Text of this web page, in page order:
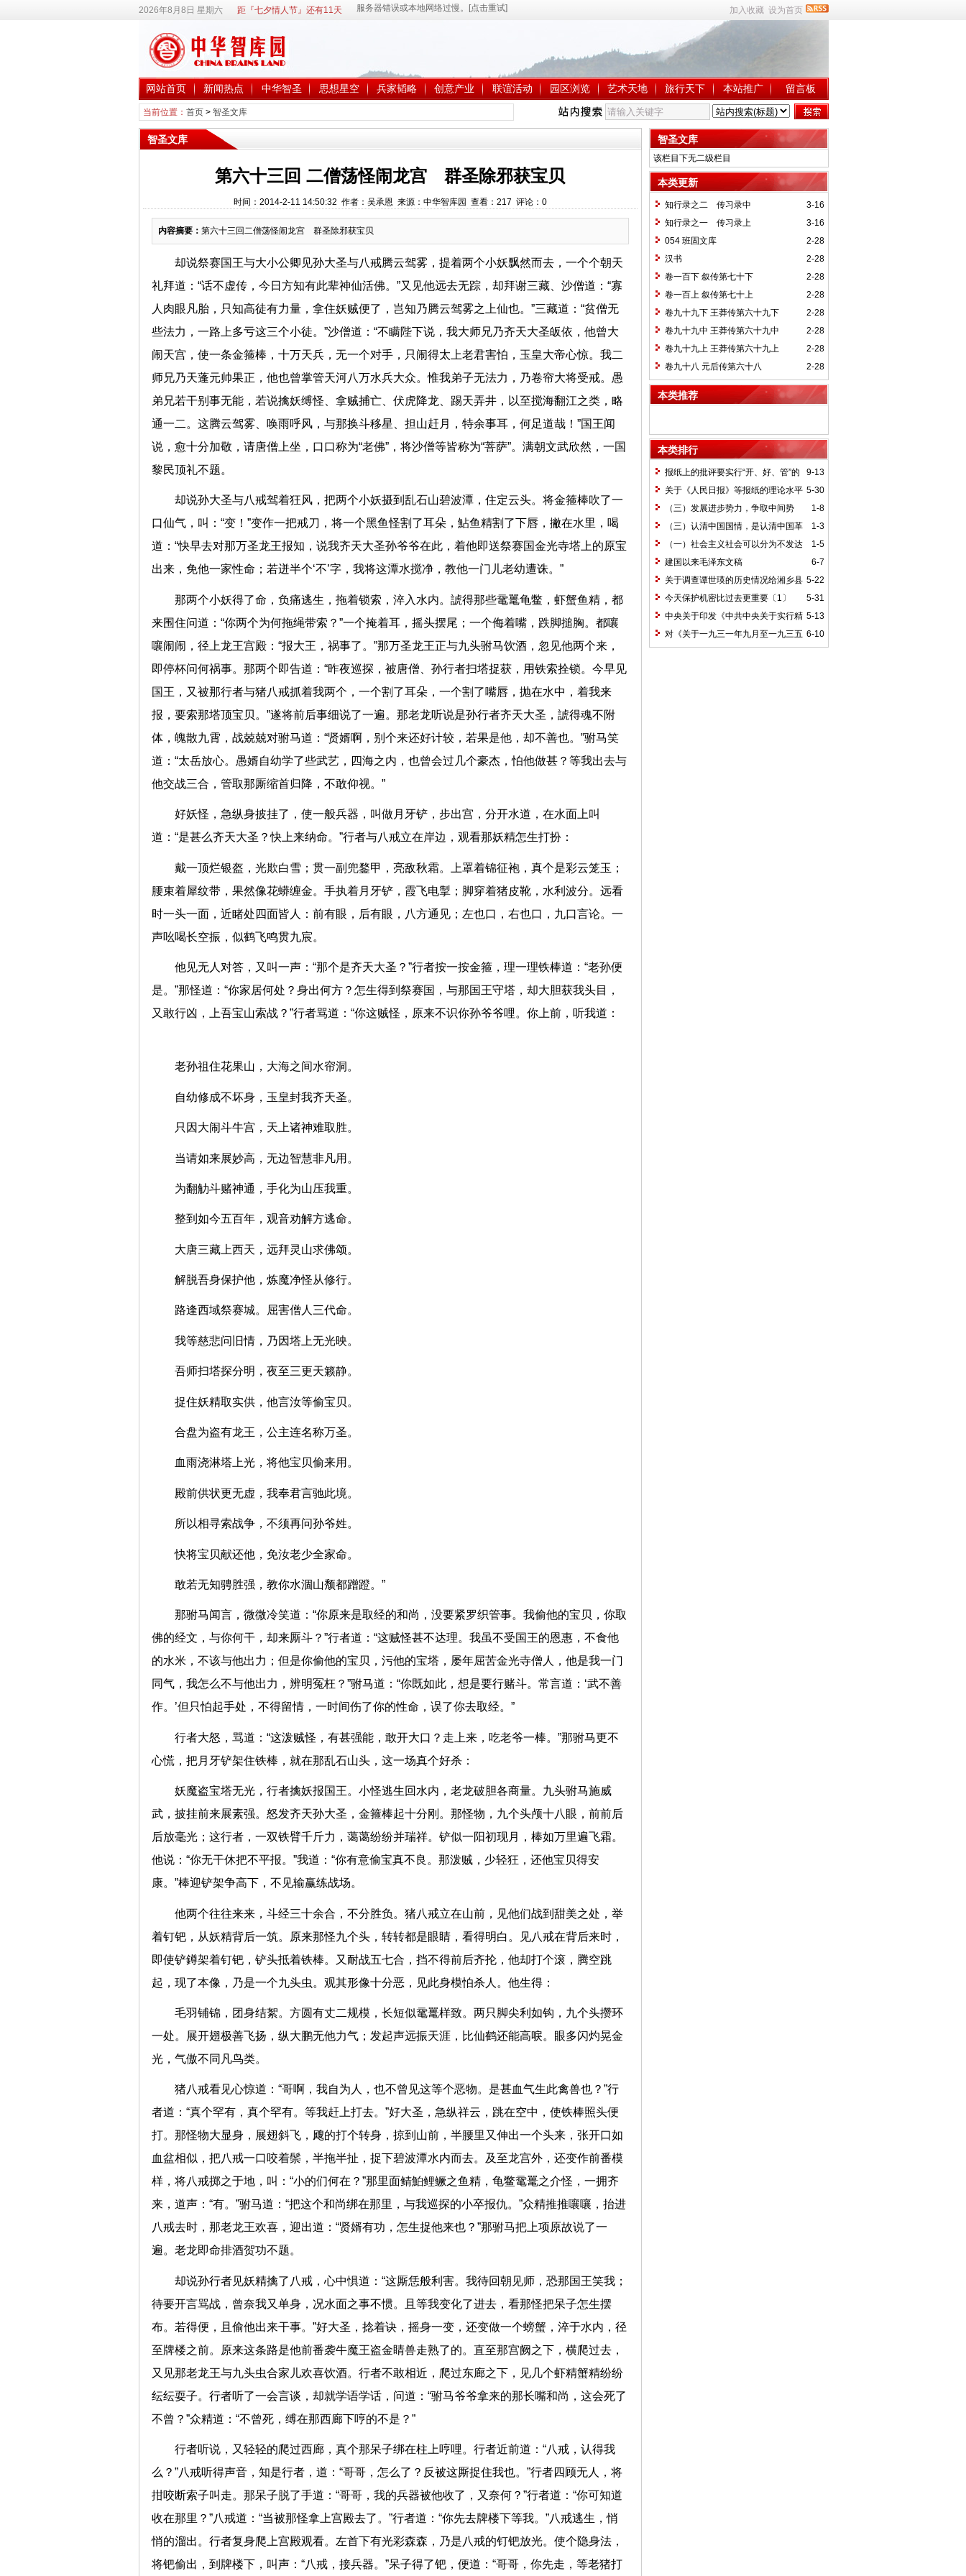
2026年8月8日 星期六 距『七夕情人节』还有11天 加入收藏 设为首页
网站首页 新闻热点 中华智圣 思想星空 兵家韬略 创意产业 联谊活动 园区浏览 艺术天地 旅行天下 本站推广 留言板
当前位置： 首页> 智圣文库
智圣文库
第六十三回 二僧荡怪闹龙宫 群圣除邪获宝贝
时间：2014-2-11 14:50:32 作者：吴承恩 来源：中华智库园 查看： 217 评论： 0
内容摘要： 第六十三回二僧荡怪闹龙宫 群圣除邪获宝贝
却说祭赛国王与大小公卿见孙大圣与八戒腾云驾雾，提着两个小妖飘然而去，一个个朝天
礼拜道：“话不虚传，今日方知有此辈神仙活佛。”又见他远去无踪，却拜谢三藏、沙僧道：“寡
人肉眼凡胎，只知高徒有力量，拿住妖贼便了，岂知乃腾云驾雾之上仙也。”三藏道：“贫僧无
些法力，一路上多亏这三个小徒。”沙僧道：“不瞒陛下说，我大师兄乃齐天大圣皈依，他曾大
闹天宫，使一条金箍棒，十万天兵，无一个对手，只闹得太上老君害怕，玉皇大帝心惊。我二
师兄乃天蓬元帅果正，他也曾掌管天河八万水兵大众。惟我弟子无法力，乃卷帘大将受戒。愚
弟兄若干别事无能，若说擒妖缚怪、拿贼捕亡、伏虎降龙、踢天弄井，以至搅海翻江之类，略
通一二。这腾云驾雾、唤雨呼风，与那换斗移星、担山赶月，特余事耳，何足道哉！”国王闻
说，愈十分加敬，请唐僧上坐，口口称为“老佛”，将沙僧等皆称为“菩萨”。满朝文武欣然，一国
黎民顶礼不题。
却说孙大圣与八戒驾着狂风，把两个小妖摄到乱石山碧波潭，住定云头。将金箍棒吹了一
口仙气，叫：“变！”变作一把戒刀，将一个黑鱼怪割了耳朵，鮎鱼精割了下唇，撇在水里，喝
道：“快早去对那万圣龙王报知，说我齐天大圣孙爷爷在此，着他即送祭赛国金光寺塔上的原宝
出来，免他一家性命；若迸半个‘不’字，我将这潭水搅净，教他一门儿老幼遭诛。”
那两个小妖得了命，负痛逃生，拖着锁索，淬入水内。諕得那些鼋鼍龟鳖，虾蟹鱼精，都
来围住问道：“你两个为何拖绳带索？”一个掩着耳，摇头摆尾；一个侮着嘴，跌脚搥胸。都嚷
嚷闹闹，径上龙王宫殿：“报大王，祸事了。”那万圣龙王正与九头驸马饮酒，忽见他两个来，
即停杯问何祸事。那两个即告道：“昨夜巡探，被唐僧、孙行者扫塔捉获，用铁索拴锁。今早见
国王，又被那行者与猪八戒抓着我两个，一个割了耳朵，一个割了嘴唇，抛在水中，着我来
报，要索那塔顶宝贝。”遂将前后事细说了一遍。那老龙听说是孙行者齐天大圣，諕得魂不附
体，魄散九霄，战兢兢对驸马道：“贤婿啊，别个来还好计较，若果是他，却不善也。”驸马笑
道：“太岳放心。愚婿自幼学了些武艺，四海之内，也曾会过几个豪杰，怕他做甚？等我出去与
他交战三合，管取那厮缩首归降，不敢仰视。”
好妖怪，急纵身披挂了，使一般兵器，叫做月牙铲，步出宫，分开水道，在水面上叫
道：“是甚么齐天大圣？快上来纳命。”行者与八戒立在岸边，观看那妖精怎生打扮：
戴一顶烂银盔，光欺白雪；贯一副兜鍪甲，亮敌秋霜。上罩着锦征袍，真个是彩云笼玉；
腰束着犀纹带，果然像花蟒缠金。手执着月牙铲，霞飞电掣；脚穿着猪皮靴，水利波分。远看
时一头一面，近睹处四面皆人：前有眼，后有眼，八方通见；左也口，右也口，九口言论。一
声吆喝长空振，似鹤飞鸣贯九宸。
他见无人对答，又叫一声：“那个是齐天大圣？”行者按一按金箍，理一理铁棒道：“老孙便
是。”那怪道：“你家居何处？身出何方？怎生得到祭赛国，与那国王守塔，却大胆获我头目，
又敢行凶，上吾宝山索战？”行者骂道：“你这贼怪，原来不识你孙爷爷哩。你上前，听我道：
老孙祖住花果山，大海之间水帘洞。
自幼修成不坏身，玉皇封我齐天圣。
只因大闹斗牛宫，天上诸神难取胜。
当请如来展妙高，无边智慧非凡用。
为翻觔斗赌神通，手化为山压我重。
整到如今五百年，观音劝解方逃命。
大唐三藏上西天，远拜灵山求佛颂。
解脱吾身保护他，炼魔净怪从修行。
路逢西域祭赛城。屈害僧人三代命。
我等慈悲问旧情，乃因塔上无光映。
吾师扫塔探分明，夜至三更天籁静。
捉住妖精取实供，他言汝等偷宝贝。
合盘为盗有龙王，公主连名称万圣。
血雨浇淋塔上光，将他宝贝偷来用。
殿前供状更无虚，我奉君言驰此境。
所以相寻索战争，不须再问孙爷姓。
快将宝贝献还他，免汝老少全家命。
敢若无知骋胜强，教你水涸山颓都蹭蹬。”
那驸马闻言，微微冷笑道：“你原来是取经的和尚，没要紧罗织管事。我偷他的宝贝，你取
佛的经文，与你何干，却来厮斗？”行者道：“这贼怪甚不达理。我虽不受国王的恩惠，不食他
的水米，不该与他出力；但是你偷他的宝贝，污他的宝塔，屡年屈苦金光寺僧人，他是我一门
同气，我怎么不与他出力，辨明冤枉？”驸马道：“你既如此，想是要行赌斗。常言道：‘武不善
作。’但只怕起手处，不得留情，一时间伤了你的性命，误了你去取经。”
行者大怒，骂道：“这泼贼怪，有甚强能，敢开大口？走上来，吃老爷一棒。”那驸马更不
心慌，把月牙铲架住铁棒，就在那乱石山头，这一场真个好杀：
妖魔盗宝塔无光，行者擒妖报国王。小怪逃生回水内，老龙破胆各商量。九头驸马施威
武，披挂前来展素强。怒发齐天孙大圣，金箍棒起十分刚。那怪物，九个头颅十八眼，前前后
后放毫光；这行者，一双铁臂千斤力，蔼蔼纷纷并瑞祥。铲似一阳初现月，棒如万里遍飞霜。
他说：“你无干休把不平报。”我道：“你有意偷宝真不良。那泼贼，少轻狂，还他宝贝得安
康。”棒迎铲架争高下，不见输赢练战场。
他两个往往来来，斗经三十余合，不分胜负。猪八戒立在山前，见他们战到甜美之处，举
着钉钯，从妖精背后一筑。原来那怪九个头，转转都是眼睛，看得明白。见八戒在背后来时，
即使铲鐏架着钉钯，铲头抵着铁棒。又耐战五七合，挡不得前后齐抡，他却打个滚，腾空跳
起，现了本像，乃是一个九头虫。观其形像十分恶，见此身模怕杀人。他生得：
毛羽铺锦，团身结絮。方圆有丈二规模，长短似鼋鼍样致。两只脚尖利如钩，九个头攒环
一处。展开翅极善飞扬，纵大鹏无他力气；发起声远振天涯，比仙鹤还能高唳。眼多闪灼晃金
光，气傲不同凡鸟类。
猪八戒看见心惊道：“哥啊，我自为人，也不曾见这等个恶物。是甚血气生此禽兽也？”行
者道：“真个罕有，真个罕有。等我赶上打去。”好大圣，急纵祥云，跳在空中，使铁棒照头便
打。那怪物大显身，展翅斜飞，飕的打个转身，掠到山前，半腰里又伸出一个头来，张开口如
血盆相似，把八戒一口咬着鬃，半拖半扯，捉下碧波潭水内而去。及至龙宫外，还变作前番模
样，将八戒掷之于地，叫：“小的们何在？”那里面鲭鮊鲤鳜之鱼精，龟鳖鼋鼍之介怪，一拥齐
来，道声：“有。”驸马道：“把这个和尚绑在那里，与我巡探的小卒报仇。”众精推推嚷嚷，抬进
八戒去时，那老龙王欢喜，迎出道：“贤婿有功，怎生捉他来也？”那驸马把上项原故说了一
遍。老龙即命排酒贺功不题。
却说孙行者见妖精擒了八戒，心中惧道：“这厮恁般利害。我待回朝见师，恐那国王笑我；
待要开言骂战，曾奈我又单身，况水面之事不惯。且等我变化了进去，看那怪把呆子怎生摆
布。若得便，且偷他出来干事。”好大圣，捻着诀，摇身一变，还变做一个螃蟹，淬于水内，径
至牌楼之前。原来这条路是他前番袭牛魔王盗金睛兽走熟了的。直至那宫阙之下，横爬过去，
又见那老龙王与九头虫合家儿欢喜饮酒。行者不敢相近，爬过东廊之下，见几个虾精蟹精纷纷
纭纭耍子。行者听了一会言谈，却就学语学话，问道：“驸马爷爷拿来的那长嘴和尚，这会死了
不曾？”众精道：“不曾死，缚在那西廊下哼的不是？”
行者听说，又轻轻的爬过西廊，真个那呆子绑在柱上哼哩。行者近前道：“八戒，认得我
么？”八戒听得声音，知是行者，道：“哥哥，怎么了？反被这厮捉住我也。”行者四顾无人，将
拑咬断索子叫走。那呆子脱了手道：“哥哥，我的兵器被他收了，又奈何？”行者道：“你可知道
收在那里？”八戒道：“当被那怪拿上宫殿去了。”行者道：“你先去牌楼下等我。”八戒逃生，悄
悄的溜出。行者复身爬上宫殿观看。左首下有光彩森森，乃是八戒的钉钯放光。使个隐身法，
将钯偷出，到牌楼下，叫声：“八戒，接兵器。”呆子得了钯，便道：“哥哥，你先走，等老猪打
智圣文库
该栏目下无二级栏目
本类更新
3-16
知行录之二 传习录中
3-16
知行录之一 传习录上
2-28
054 班固文库
2-28
汉书
2-28
卷一百下 叙传第七十下
2-28
卷一百上 叙传第七十上
2-28
卷九十九下 王莽传第六十九下
2-28
卷九十九中 王莽传第六十九中
2-28
卷九十九上 王莽传第六十九上
2-28
卷九十八 元后传第六十八
本类推荐
本类排行
9-13
报纸上的批评要实行“开、好、管”的
方针*
5-30
关于《人民日报》等报纸的理论水平
的批语〔1〕
1-8
（三）发展进步势力，争取中间势
力，孤立顽固势力
1-3
（三）认清中国国情，是认清中国革
命一切问题的基本依据
1-5
（一）社会主义社会可以分为不发达
和比较发达两个阶段
6-7
建国以来毛泽东文稿
5-22
关于调查谭世瑛的历史情况给湘乡县
委的信和给谭世瑛的复信
5-31
今天保护机密比过去更重要〔1〕
5-13
中央关于印发《中共中央关于实行精
兵简政、增产节约、反对贪污、反对浪费
和反对官僚主义的决定》的通知和毛泽东
6-10
对《关于一九三一年九月至一九三五